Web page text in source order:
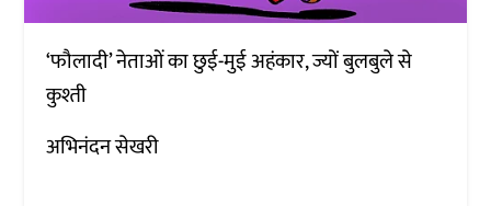
‘फौलादी’ नेताओं का छुई-मुई अहंकार, ज्यों बुलबुले से
कुश्ती
अभिनंदन सेखरी